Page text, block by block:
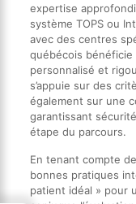
expertise
système TOPS ou
avec des centres
québécois bénéficie
personnalisé et
s’appuie sur des
également sur une
garantissant
étape du parcours.
En tenant compte
bonnes pratiques
patient idéal » pour